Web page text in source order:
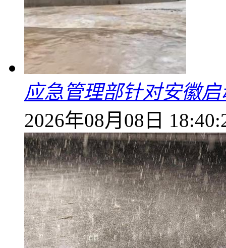
应急管理部针对安徽
2026年08月08日